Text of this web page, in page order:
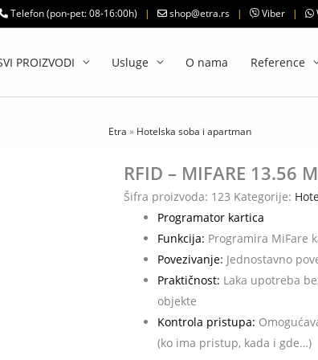
Telefon (pon-pet: 08-16:00h) | shop@etra.rs | Viber |
PROIZVODI Usluge O nama Reference
Etra » Hotelska soba i apartman
RFID – MIFARE 13.56
Šifra proizvoda: 123 Kategorije:
Programator kartica
Funkcija: Programira MiFare
Povezivanje: Jednostavno
Praktičnost: Laka upotreba
objekte
Kontrola pristupa:
(ko ima pristup, kada i gde…)